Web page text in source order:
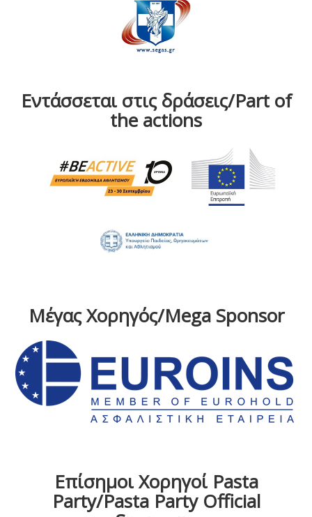
Εντάσσεται στις δράσεις/Part of
the actions
Μέγας Χορηγός/Mega Sponsor
Επίσημοι Χορηγοί Pasta
Party/Pasta Party Official